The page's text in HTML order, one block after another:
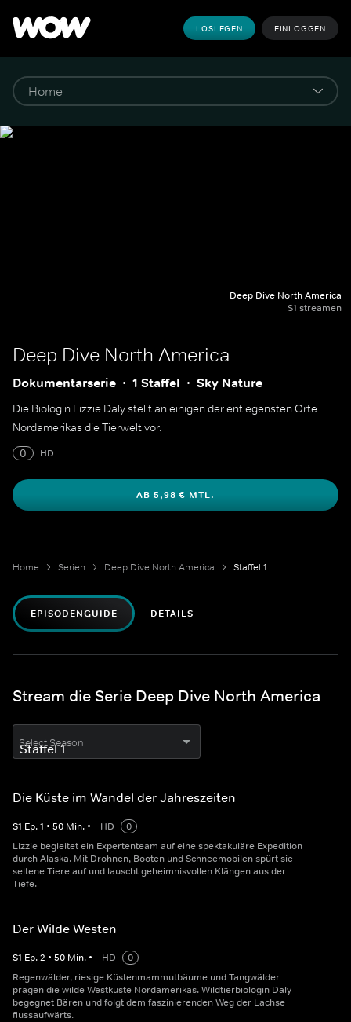
LOSLEGEN EINLOGGEN
Deep Dive North America
S1 streamen
Deep Dive North America
Dokumentarserie 1 Staffel Sky Nature
Die Biologin Lizzie Daly stellt an einigen der entlegensten Orte
Nordamerikas die Tierwelt vor.
0
HD
AB 5,98 € MTL.
Home Serien Deep Dive North America Staffel 1
EPISODENGUIDE DETAILS
Stream die Serie Deep Dive North America
Select Season
Die Küste im Wandel der Jahreszeiten
S1 Ep.1 • 50 Min. • HD
0
Lizzie begleitet ein Expertenteam auf eine spektakuläre Expedition
durch Alaska. Mit Drohnen, Booten und Schneemobilen spürt sie
seltene Tiere auf und lauscht geheimnisvollen Klängen aus der
Tiefe.
Der Wilde Westen
S1 Ep.2 • 50 Min. • HD
0
Regenwälder, riesige Küstenmammutbäume und Tangwälder
prägen die wilde Westküste Nordamerikas. Wildtierbiologin Daly
begegnet Bären und folgt dem faszinierenden Weg der Lachse
flussaufwärts.